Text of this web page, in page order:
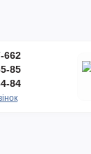
662
85
84